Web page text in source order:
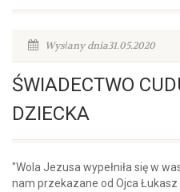
Wysłany dnia31.05.2020
ŚWIADECTWO
DZIECKA
"Wola Jezusa wypełniła się w
nam przekazane od Ojca Łukasz